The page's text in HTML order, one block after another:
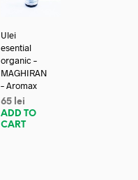
Ulei
esential
organic –
MAGHIRAN
– Aromax
65 lei
ADD TO
CART